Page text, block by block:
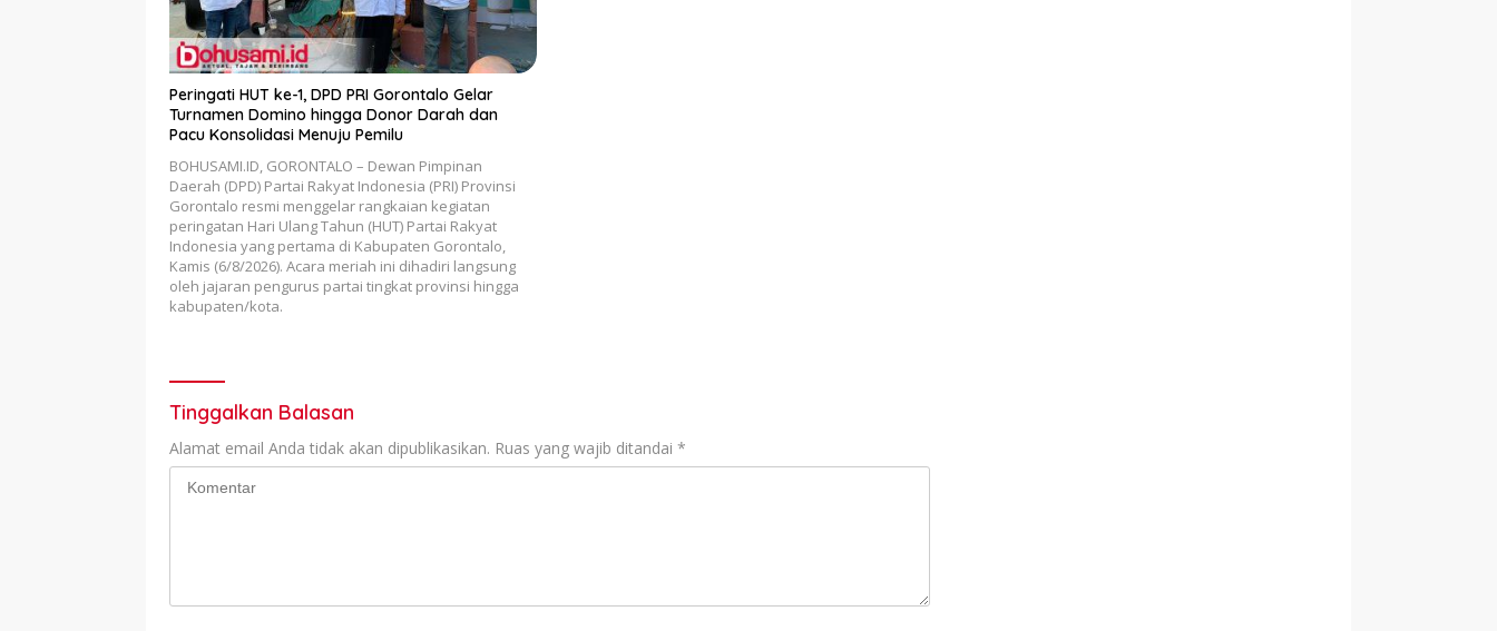
Peringati HUT ke-1, DPD PRI Gorontalo Gelar
Turnamen Domino hingga Donor Darah dan
Pacu Konsolidasi Menuju Pemilu
BOHUSAMI.ID, GORONTALO – Dewan Pimpinan
Daerah (DPD) Partai Rakyat Indonesia (PRI) Provinsi
Gorontalo resmi menggelar rangkaian kegiatan
peringatan Hari Ulang Tahun (HUT) Partai Rakyat
Indonesia yang pertama di Kabupaten Gorontalo,
Kamis (6/8/2026). Acara meriah ini dihadiri langsung
oleh jajaran pengurus partai tingkat provinsi hingga
kabupaten/kota.
Tinggalkan Balasan
Alamat email Anda tidak akan dipublikasikan. Ruas yang wajib ditandai *